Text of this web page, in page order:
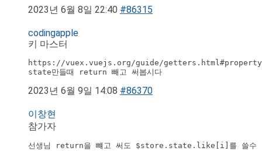
2023년 6월 8일 22:40 #86315
codingapple
키 마스터
https://vuex.vuejs.org/guide/
state만들때 return 빼고 써봅시다
2023년 6월 9일 14:08 #86370
이창현
참가자
선생님 return을 뺴고 써도 $store.state.like[i]를 쓸수 없